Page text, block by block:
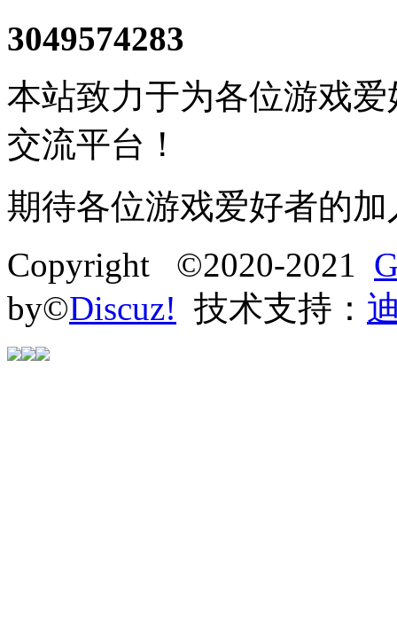
3049574283
本站致力于为各位游戏
交流平台！
期待各位游戏爱好者的加
Copyright ©2020-2021
by©Discuz! 技术支持：